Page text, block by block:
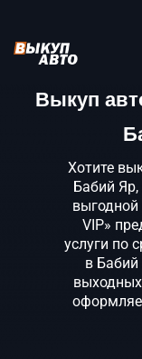
Выкуп
Хотите
Бабий Яр,
VIP»
услуги по
в